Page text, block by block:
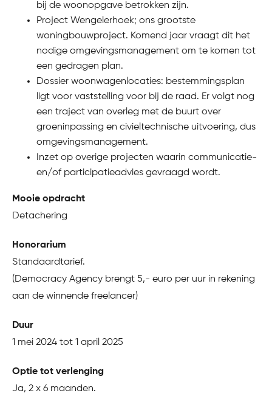
bij de woonopgave betrokken zijn.
Project Wengelerhoek; ons grootste
woningbouwproject. Komend jaar vraagt dit het
nodige omgevingsmanagement om te komen tot
een gedragen plan.
Dossier woonwagenlocaties: bestemmingsplan
ligt voor vaststelling voor bij de raad. Er volgt nog
een traject van overleg met de buurt over
groeninpassing en civieltechnische uitvoering, dus
omgevingsmanagement.
Inzet op overige projecten waarin communicatie-
en/of participatieadvies gevraagd wordt.
Mooie opdracht
Detachering
Honorarium
Standaardtarief.
(Democracy Agency brengt 5,- euro per uur in rekening
aan de winnende freelancer)
Duur
1 mei 2024 tot 1 april 2025
Optie tot verlenging
Ja, 2 x 6 maanden.